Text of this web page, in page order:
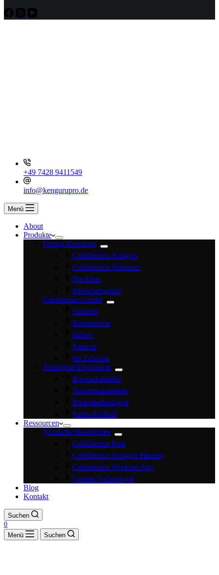
+49 7428 9411549
info@kengurupro.de
Menü
About
Produkte
Fertige Konzepte
Calisthenics Anlagen
Calisthenics Stationen
Slackline
Spielplatzgeräte
Calisthenics Geräte
Outdoor
Barrierefreie
Indoor
Parkour
für Zuhause
Teamsport Equipment
Boxsackständer
Tischtennisplatten
Basketballanlagen
Panna Fußball
Ressourcen
Nützliche Ressourcen
Calisthenics Park
Calisthenics Anlagen Planung
Calisthenics Workout App
Unsere Technologie
Blog
Kontakt
Suchen
0
Menü
Suchen